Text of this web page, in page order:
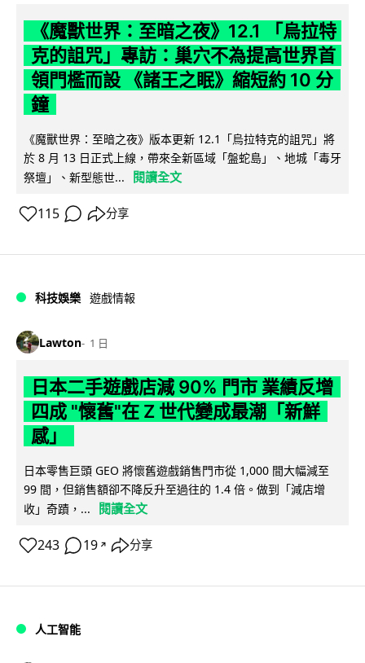
《魔獸世界：至暗之夜》12.1 「烏拉特
克的詛咒」專訪：巢穴不為提高世界首
領門檻而設 《諸王之眠》縮短約 10 分
鐘
《魔獸世界：至暗之夜》版本更新 12.1「烏拉特克的詛咒」將
於 8 月 13 日正式上線，帶來全新區域「盤蛇島」、地城「毒牙
祭壇」、新型態世...
閱讀全文
115 分享
科技娛樂 遊戲情報
Lawton 1 日
日本二手遊戲店減 90% 門市 業績反增
四成 "懷舊"在 Z 世代變成最潮「新鮮
感」
日本零售巨頭 GEO 將懷舊遊戲銷售門市從 1,000 間大幅減至
99 間，但銷售額卻不降反升至過往的 1.4 倍。做到「減店增
收」奇蹟，...
閱讀全文
243 19 ↗ 分享
人工智能